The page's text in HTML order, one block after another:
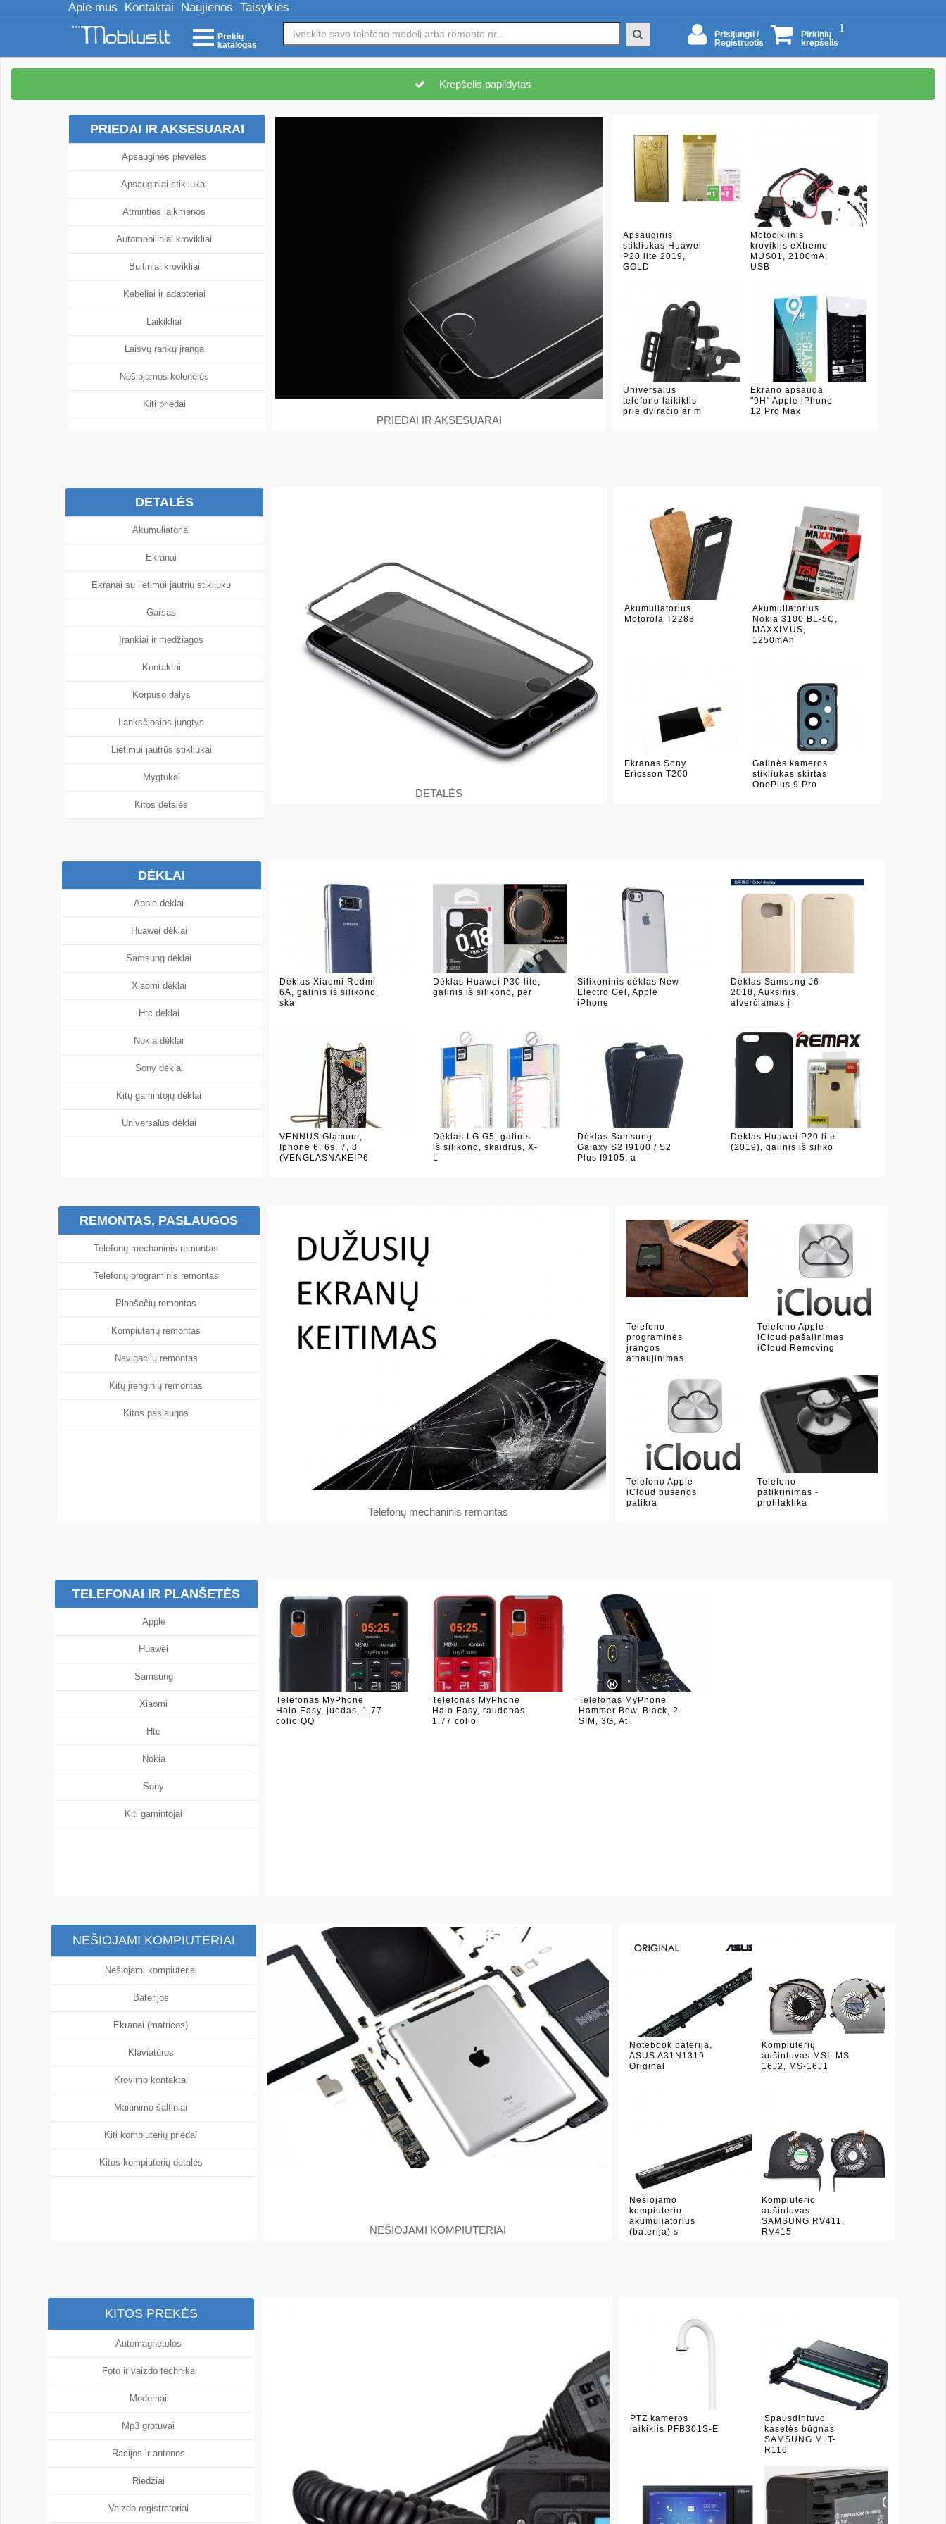
Apie mus Kontaktai Naujienos Taisyklės
Prekių
katalogas
Prisijungti /
Registruotis
1
Pirkinių
krepšelis
Krepšelis papildytas
PRIEDAI IR AKSESUARAI
Apsauginės plėvelės
Apsauginiai stikliukai
Atminties laikmenos
Automobiliniai krovikliai
Buitiniai krovikliai
Kabeliai ir adapteriai
Laikikliai
Laisvų rankų įranga
Nešiojamos kolonėlės
Kiti priedai
PRIEDAI IR AKSESUARAI
Apsauginis
stikliukas Huawei
P20 lite 2019,
GOLD
Motociklinis
kroviklis eXtreme
MUS01, 2100mA,
USB
Universalus
telefono laikiklis
prie dviračio ar m
Ekrano apsauga
"9H" Apple iPhone
12 Pro Max
DETALĖS
Akumuliatoriai
Ekranai
Ekranai su lietimui jautriu stikliuku
Garsas
Įrankiai ir medžiagos
Kontaktai
Korpuso dalys
Lanksčiosios jungtys
Lietimui jautrūs stikliukai
Mygtukai
Kitos detalės
DETALĖS
Akumuliatorius
Motorola T2288
Akumuliatorius
Nokia 3100 BL-5C,
MAXXIMUS,
1250mAh
Ekranas Sony
Ericsson T200
Galinės kameros
stikliukas skirtas
OnePlus 9 Pro
DĖKLAI
Apple dėklai
Huawei dėklai
Samsung dėklai
Xiaomi dėklai
Htc dėklai
Nokia dėklai
Sony dėklai
Kitų gamintojų dėklai
Universalūs dėklai
Dėklas Xiaomi Redmi
6A, galinis iš silikono,
ska
Dėklas Huawei P30 lite,
galinis iš silikono, per
Silikoninis dėklas New
Electro Gel, Apple
iPhone
Dėklas Samsung J6
2018, Auksinis,
atverčiamas į
VENNUS Glamour,
Iphone 6, 6s, 7, 8
(VENGLASNAKEIP6
Dėklas LG G5, galinis
iš silikono, skaidrus, X-
L
Dėklas Samsung
Galaxy S2 I9100 / S2
Plus I9105, a
Dėklas Huawei P20 lite
(2019), galinis iš siliko
REMONTAS, PASLAUGOS
Telefonų mechaninis remontas
Telefonų programinis remontas
Planšečių remontas
Kompiuterių remontas
Navigacijų remontas
Kitų įrenginių remontas
Kitos paslaugos
Telefonų mechaninis remontas
Telefono
programinės
įrangos
atnaujinimas
Telefono Apple
iCloud pašalinimas
iCloud Removing
Telefono Apple
iCloud būsenos
patikra
Telefono
patikrinimas -
profilaktika
TELEFONAI IR PLANŠETĖS
Apple
Huawei
Samsung
Xiaomi
Htc
Nokia
Sony
Kiti gamintojai
Telefonas MyPhone
Halo Easy, juodas, 1.77
colio QQ
Telefonas MyPhone
Halo Easy, raudonas,
1.77 colio
Telefonas MyPhone
Hammer Bow, Black, 2
SIM, 3G, At
NEŠIOJAMI KOMPIUTERIAI
Nešiojami kompiuteriai
Baterijos
Ekranai (matricos)
Klaviatūros
Krovimo kontaktai
Maitinimo šaltiniai
Kiti kompiuterių priedai
Kitos kompiuterių detalės
NEŠIOJAMI KOMPIUTERIAI
Notebook baterija,
ASUS A31N1319
Original
Kompiuterių
aušintuvas MSI: MS-
16J2, MS-16J1
Nešiojamo
kompiuterio
akumuliatorius
(baterija) s
Kompiuterio
aušintuvas
SAMSUNG RV411,
RV415
KITOS PREKĖS
Automagnetolos
Foto ir vaizdo technika
Modemai
Mp3 grotuvai
Racijos ir antenos
Riedžiai
Vaizdo registratoriai
PTZ kameros
laikiklis PFB301S-E
Spausdintuvo
kasetės būgnas
SAMSUNG MLT-
R116